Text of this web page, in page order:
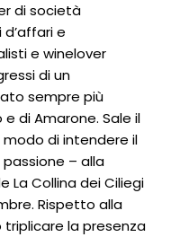
di società
e
e winelover
di un
sempre più
e di Amarone. Sale il
di intendere il
– alla
La Collina dei Ciliegi
Rispetto alla
triplicare la presenza